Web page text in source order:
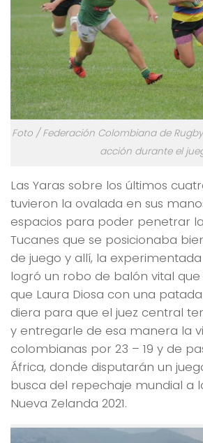
Foto / Federación Colombiana de
acción durante el
Las Yaras sobre los últimos
tuvieron la ovalada en sus
espacios para poder penetrar
Tucanes que se posicionaba
de juego y allí, la
logró un robo de balón vital
que Laura Diosa con una
diera para que el juez central
y entregarle de esa manera la
colombianas por 23 – 19 y de
África, donde disputarán un
busca del repechaje mundial a
Nueva Zelanda 2021.